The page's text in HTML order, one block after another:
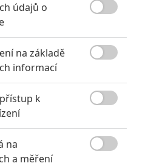
Občanská válka
Godzilla x Kong: Nové
Opičí muž
údajů o
na základě
informací
k
na
a měření